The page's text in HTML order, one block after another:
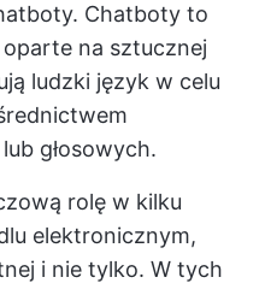
Chatboty to
na sztucznej
ludzki język w celu
głosowych.
rolę w kilku
elektronicznym,
i nie tylko. W tych